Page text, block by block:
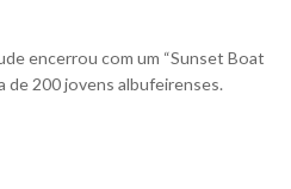
encerrou com um “Sunset Boat
de 200 jovens albufeirenses.